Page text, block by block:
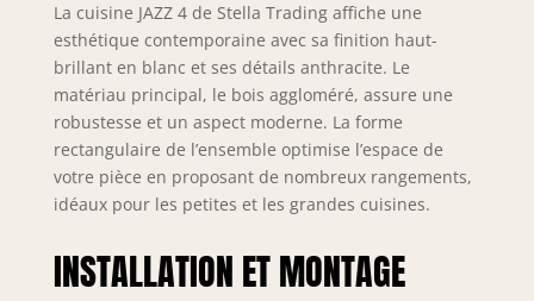
l'ensemble.
Beaucoup d'espace
- La cuisine offre un
espace généreux
pour vos ustensiles
de cuisine. Le bloc
séparé comprend
des possibilités de
votre réfrigérateur
La cuisine JAZZ 4 de Stella Trading affiche une
esthétique contemporaine avec sa finition haut-
brillant en blanc et ses détails anthracite. Le
matériau principal, le bois aggloméré, assure une
robustesse et un aspect moderne. La forme
rectangulaire de l’ensemble optimise l’espace de
votre pièce en proposant de nombreux rangements,
idéaux pour les petites et les grandes cuisines.
INSTALLATION ET MONTAGE